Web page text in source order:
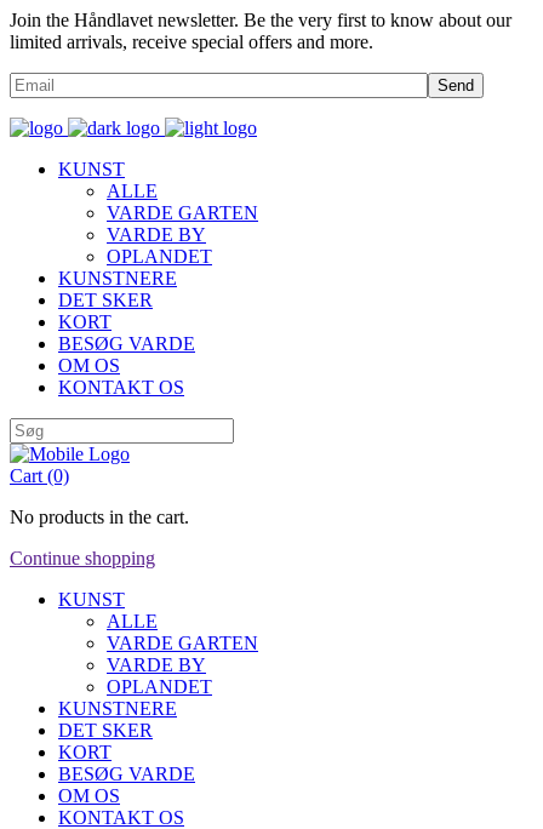
Join the Håndlavet newsletter. Be the very first to know about our
limited arrivals, receive special offers and more.
Send
KUNST
ALLE
VARDE GARTEN
VARDE BY
OPLANDET
KUNSTNERE
DET SKER
KORT
BESØG VARDE
OM OS
KONTAKT OS
Cart (0)
No products in the cart.
Continue shopping
KUNST
ALLE
VARDE GARTEN
VARDE BY
OPLANDET
KUNSTNERE
DET SKER
KORT
BESØG VARDE
OM OS
KONTAKT OS